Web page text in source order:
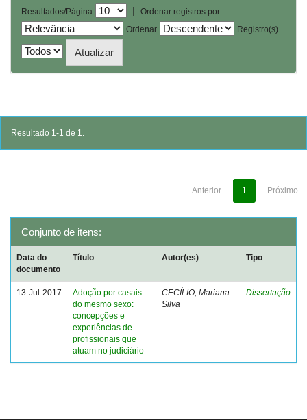
Resultados/Página |
Ordenar registros por
Ordenar
Registro(s)
Resultado 1-1 de 1.
Anterior 1 Próximo
Conjunto de itens:
Data do
documento
Título Autor(es) Tipo
13-Jul-2017
Adoção por casais
do mesmo sexo:
concepções e
experiências de
profissionais que
atuam no judiciário
CECÍLIO, Mariana
Silva
Dissertação